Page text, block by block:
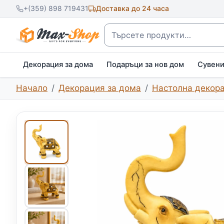
+(359) 898 719431 Доставка до 24 часа
Търсене
Декорация за дома Подаръци за нов дом
Начало Декорация за дома Настолна